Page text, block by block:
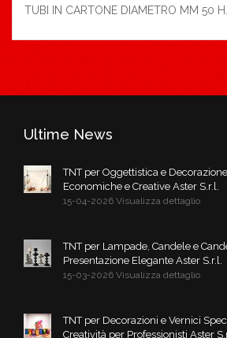
TUBI IN CARTONE DIAMETRO MM 50
Ultime News
TNT per Oggettistica e
Economiche e Creative Aster S.r.l.
15-04-2026 Visualizza dettaglio
TNT per Lampade, Candele e
Presentazione Elegante Aster S.r.l.
15-03-2026 Visualizza dettaglio
TNT per Decorazioni e Vernici
Creatività per Professionisti Aster